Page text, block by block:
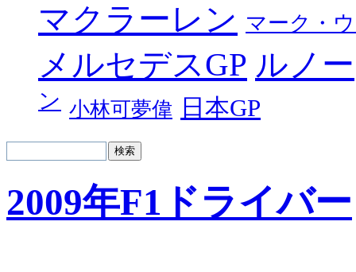
マクラーレン マーク・
メルセデスGP ルノー
ン 小林可夢偉 日本GP
2009年F1ドライバー